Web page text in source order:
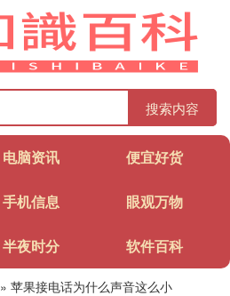
搜索内容
电脑资讯 便宜好货
手机信息 眼观万物
半夜时分 软件百科
» 苹果接电话为什么声音这么小